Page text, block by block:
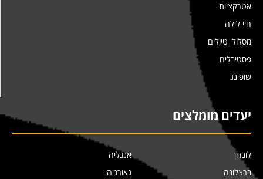
אטרקציות
חיי לילה
מסלולי טיולים
פסטיבלים
שופינג
יעדים מומלצים
לונדון
ברצלונה
אנגליה
גאורגיה